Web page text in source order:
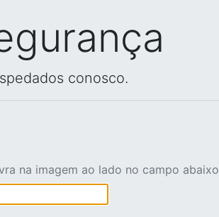
conosco.
na imagem ao lado no campo abaixo